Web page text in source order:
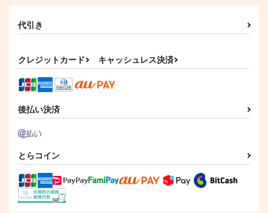
代引き
クレジットカード キャッシュレス決済
後払い決済
とらコイン